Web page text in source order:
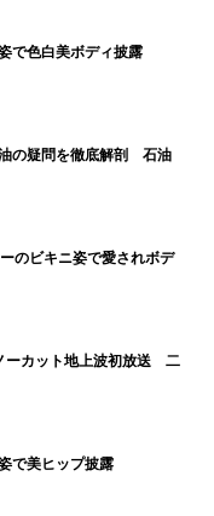
高橋克典
で色白美ボディ披露
油の疑問を徹底解剖 石油
のビキニ姿で愛されボデ
ーカット地上波初放送 二
で美ヒップ披露